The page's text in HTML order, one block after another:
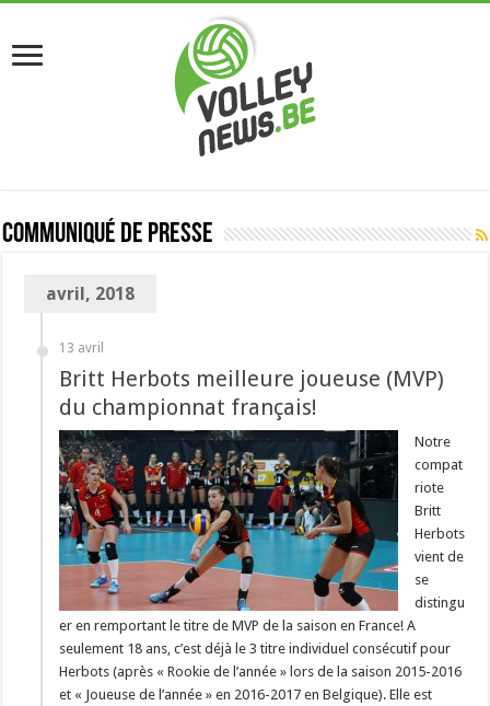
Communiqué de presse
avril, 2018
13 avril
Britt Herbots meilleure joueuse (MVP)
du championnat français!
Notre
compat
riote
Britt
Herbots
vient de
se
distingu
er en remportant le titre de MVP de la saison en France! A
seulement 18 ans, c’est déjà le 3 titre individuel consécutif pour
Herbots (après « Rookie de l’année » lors de la saison 2015-2016
et « Joueuse de l’année » en 2016-2017 en Belgique). Elle est